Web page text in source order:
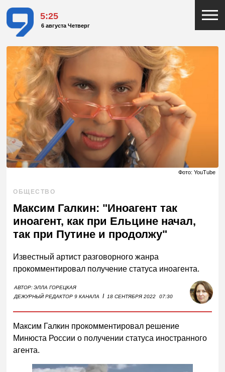
5:25
6 августа Четверг
Фото: YouTube
ОБЩЕСТВО
Максим Галкин: "Иноагент так
иноагент, как при Ельцине начал,
так при Путине и продолжу"
Известный артист разговорного жанра
прокомментировал получение статуса иноагента.
АВТОР:ЭЛЛА ГОРЕЦКАЯ
ДЕЖУРНЫЙ РЕДАКТОР 9 КАНАЛА
I 18 СЕНТЯБРЯ 2022 07:30
Максим Галкин прокомментировал решение
Минюста России о получении статуса иностранного
агента.